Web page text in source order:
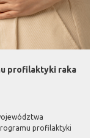
profilaktyki raka
profilaktyki